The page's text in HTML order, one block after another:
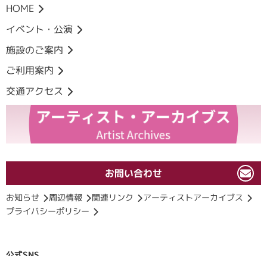
HOME
イベント・公演
施設のご案内
ご利用案内
交通アクセス
お問い合わせ
お知らせ 周辺情報 関連リンク
アーティストアーカイブス
プライバシーポリシー